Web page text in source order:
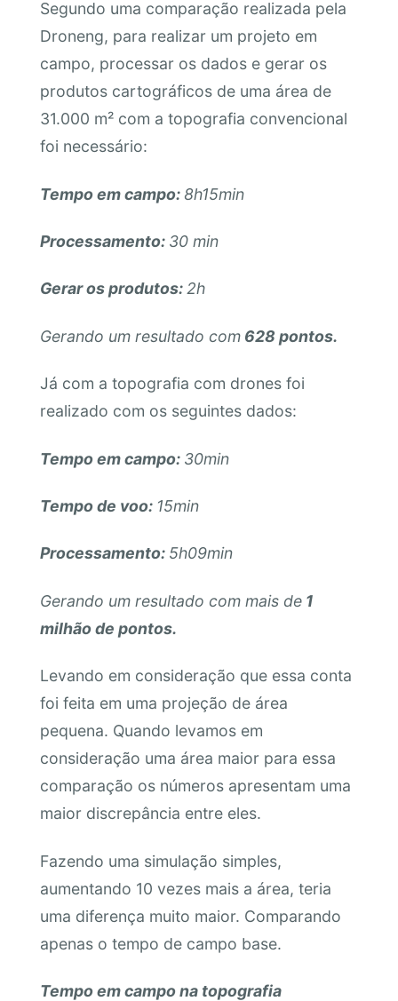
Segundo uma comparação realizada pela
Droneng, para realizar um projeto em
campo, processar os dados e gerar os
produtos cartográficos de uma área de
31.000 m² com a topografia convencional
foi necessário:
Tempo em campo: 8h15min
Processamento: 30 min
Gerar os produtos:2h
Gerando um resultado com628 pontos.
Já com a topografia com drones foi
realizado com os seguintes dados:
Tempo em campo: 30min
Tempo de voo: 15min
Processamento: 5h09min
Gerando um resultado com mais de1
milhão de pontos.
Levando em consideração que essa conta
foi feita em uma projeção de área
pequena. Quando levamos em
consideração uma área maior para essa
comparação os números apresentam uma
maior discrepância entre eles.
Fazendo uma simulação simples,
aumentando 10 vezes mais a área, teria
uma diferença muito maior. Comparando
apenas o tempo de campo base.
Tempo em campo na topografia